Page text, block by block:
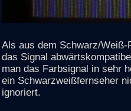
Als aus dem Schwarz/Weiß-
das Signal
man das Farbsignal in sehr
ein Schwarzweißfernseher
ignoriert.